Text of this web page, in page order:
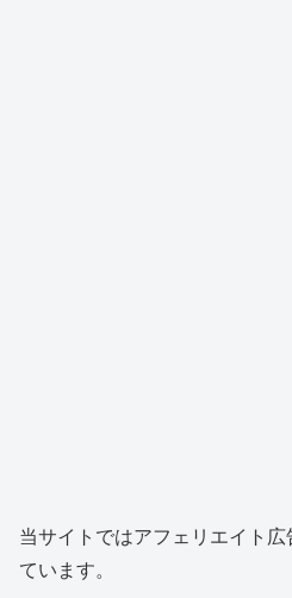
当サイトではアフェリエイト
ています。